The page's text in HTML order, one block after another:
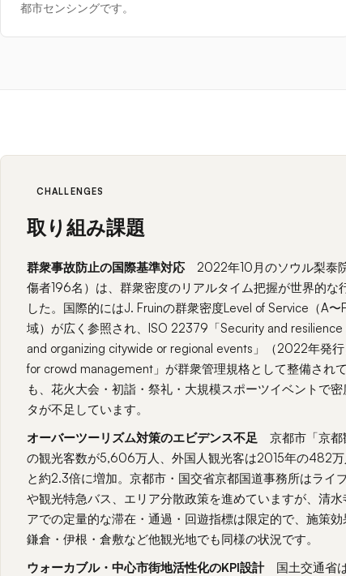
都市センシングです。
CHALLENGES
取り組み課題
群衆事故防止の国際基準対応 2022年10月のソウル梨泰
傷者196名）は、群衆密度のリアルタイム把握が世界的な
した。国際的にはJ. Fruinの群衆密度Level of Service（A
域）が広く参照され、ISO 22379「Security and
and organizing citywide or regional events」（2022年発
for crowd management」が群衆管理規格として整備され
も、花火大会・初詣・祭礼・大規模スポーツイベントで
タが不足しています。
オーバーツーリズム対策のエビデンス不足 京都市「京都
の観光客数が5,606万人、外国人観光客は2015年の482
と約2.3倍に増加。京都市・国交省京都国道事務所はライ
や観光特急バス、エリア分散政策を進めていますが、清
アでの定量的な滞在・通過・回遊指標は限定的で、施策効
鎌倉・伊根・倉敷など他観光地でも同様の状況です。
ウォーカブル・中心市街地活性化のKPI設計国土交通省は